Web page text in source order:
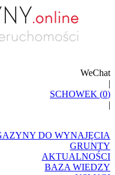
WeChat
|
SCHOWEK (0)
|
DO WYNAJĘCIA
GRUNTY
AKTUALNOŚCI
BAZA WIEDZY